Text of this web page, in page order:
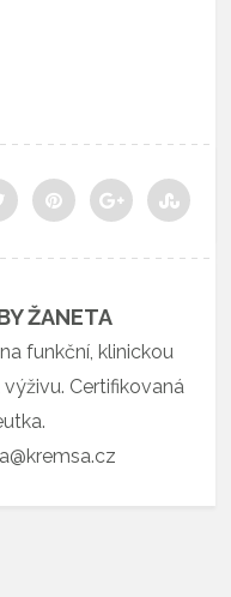
ŽANETA
funkční, klinickou
Certifikovaná